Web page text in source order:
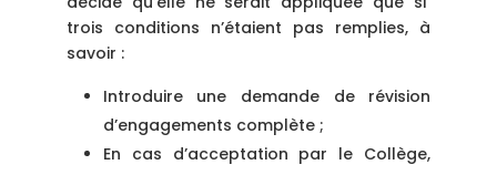
trois conditions n’étaient pas remplies, à
savoir :
Introduire une demande de révision
d’engagements complète ;
En cas d’acceptation par le Collège,